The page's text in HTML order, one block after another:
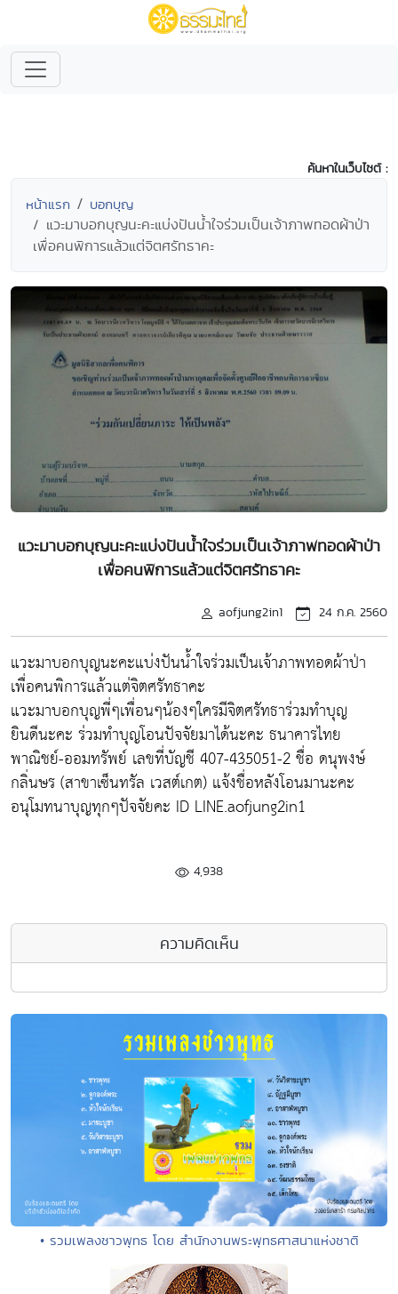
ค้นหาในเว็บไซต์ :
หน้าแรก บอกบุญ
แวะมาบอกบุญนะคะแบ่งปันน้ำใจร่วมเป็นเจ้าภาพทอดผ้าป่า
เพื่อคนพิการแล้วแต่จิตศรัทธาคะ
แวะมาบอกบุญนะคะแบ่งปันน้ำใจร่วมเป็นเจ้าภาพทอดผ้าป่า
เพื่อคนพิการแล้วแต่จิตศรัทธาคะ
aofjung2in1 24 ก.ค. 2560
แวะมาบอกบุญนะคะแบ่งปันน้ำใจร่วมเป็นเจ้าภาพทอดผ้าป่า
เพื่อคนพิการแล้วแต่จิตศรัทธาคะ
แวะมาบอกบุญพี่ๆเพื่อนๆน้องๆใครมีจิตศรัทธาร่วมทำบุญ
ยินดีนะคะ ร่วมทำบุญโอนปัจจัยมาได้นะคะ ธนาคารไทย
พาณิชย์-ออมทรัพย์ เลขที่บัญชี 407-435051-2 ชื่อ ดนุพงษ์
กลิ่นษร (สาขาเซ็นทรัล เวสต์เกต) แจ้งชื่อหลังโอนมานะคะ
อนุโมทนาบุญทุกๆปัจจัยคะ ID LINE.aofjung2in1
4,938
ความคิดเห็น
• รวมเพลงชาวพุทธ โดย สำนักงานพระพุทธศาสนาแห่งชาติ